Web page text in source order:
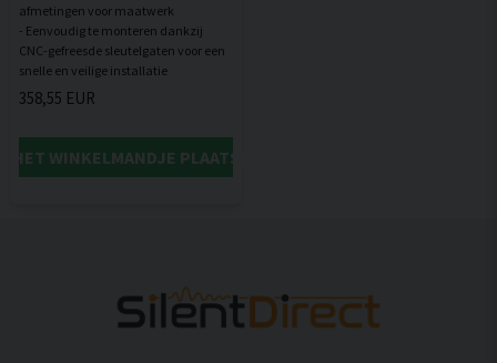
afmetingen voor maatwerk
- Eenvoudig te monteren dankzij
CNC-gefreesde sleutelgaten voor een
358,55 EUR
HET WINKELMANDJE PLAATSEN